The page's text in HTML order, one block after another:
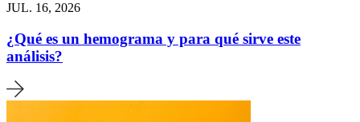
JUL. 16, 2026
¿Qué es un hemograma y para qué sirve este
análisis?